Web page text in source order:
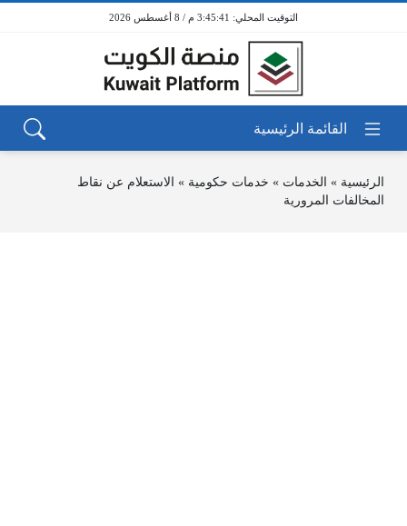
3:45:41 م / 8 أغسطس 2026
الرئيسية » الخدمات » خدمات حكومية » الاستعلام عن نقاط
المخالفات المرورية